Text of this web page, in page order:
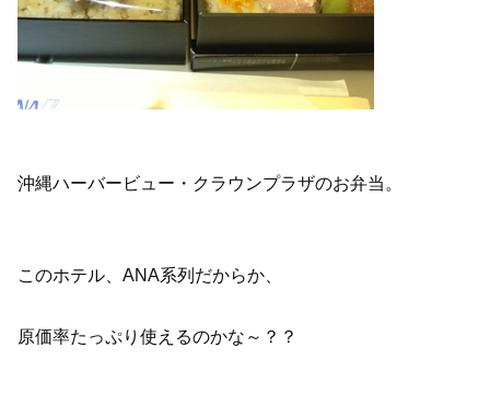
沖縄ハーバービュー・クラウンプラザのお弁当。
このホテル、ANA系列だからか、
原価率たっぷり使えるのかな～？？